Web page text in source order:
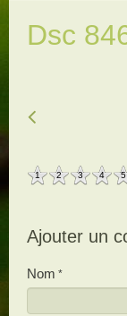
Agenda
Dsc
1 2 3 4 5
Ajouter un
Nom